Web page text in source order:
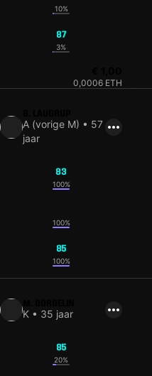
10%
87
3%
0,0006 ETH
A (vorige M) • 57
jaar
83
100%
100%
85
100%
K • 35 jaar
85
20%